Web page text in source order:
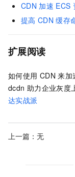
CDN 加速 ECS
提高 CDN 缓存
扩展阅读
如何使用 CDN 来加
dcdn 助力企业灰度
达实战派
上一篇：无